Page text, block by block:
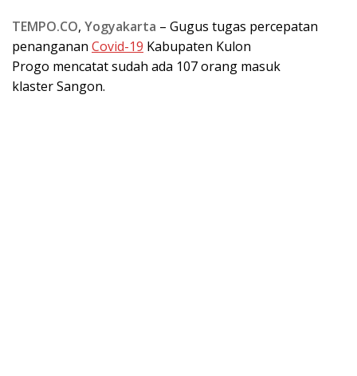
TEMPO.CO, Yogyakarta – Gugus tugas percepatan
penanganan Covid-19 Kabupaten Kulon
Progo mencatat sudah ada 107 orang masuk
klaster Sangon.